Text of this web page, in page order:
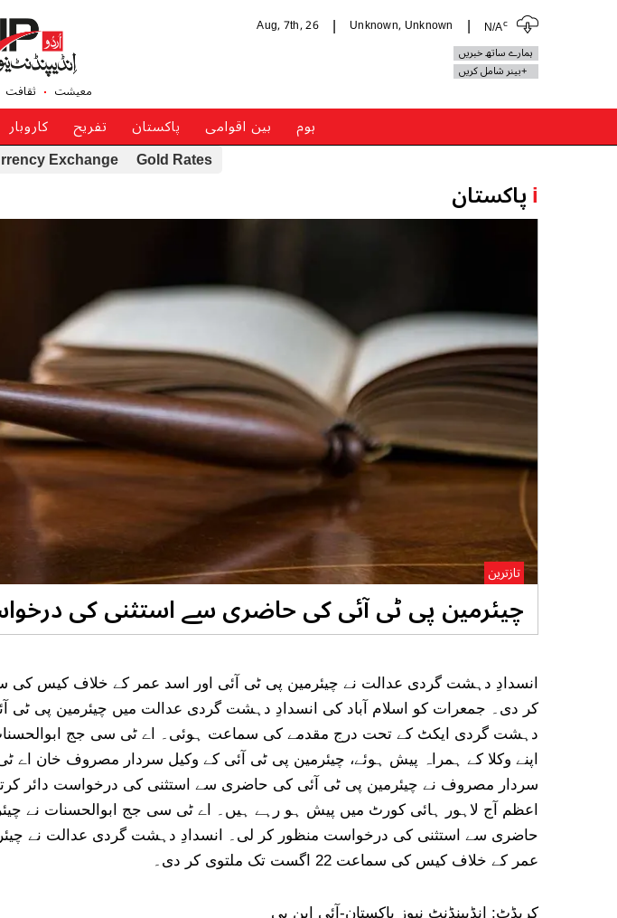
N/Ac
Unknown, Unknown
Aug, 7th, 26
ہمارے ساتھ خبریں
+بینر شامل کریں
معیشت ثقافت
ہوم بین اقوامی پاکستان تفریح کاروبار
Gold Rates
Exchange
iپاکستان
چیئرمین پی ٹی آئی کی حاضری سے استثنی کی
تازترین
کر دی۔ جمعرات کو اسلام آباد کی انسدادِ دہشت گردی عدالت میں چیئرمین پی ٹی
دہشت گردی ایکٹ کے تحت درج مقدمے کی سماعت ہوئی۔ اے ٹی سی جج
اپنے وکلا کے ہمراہ پیش ہوئے، چیئرمین پی ٹی آئی کے وکیل سردار مصروف خان
سردار مصروف نے چیئرمین پی ٹی آئی کی حاضری سے استثنی کی درخواست دائر
اعظم آج لاہور ہائی کورٹ میں پیش ہو رہے ہیں۔ اے ٹی سی جج ابوالحسنات نے
حاضری سے استثنی کی درخواست منظور کر لی۔ انسدادِ دہشت گردی عدالت نے
عمر کے خلاف کیس کی سماعت 22 اگست تک ملتوی کر دی۔
کریڈٹ: انڈیپنڈنٹ نیوز پاکستان-آئی این پی